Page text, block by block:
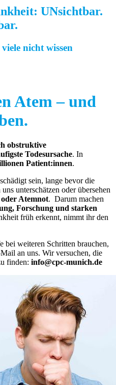
UNsichtbar.
nicht wissen
Atem – und
obstruktive
Todesursache. In
Patient:innen.
sein, lange bevor die
unterschätzen oder übersehen
Atemnot. Darum machen
Forschung und starken
früh erkennt, nimmt ihr den
bei weiteren Schritten brauchen,
an uns. Wir versuchen, die
finden: info@cpc-munich.de